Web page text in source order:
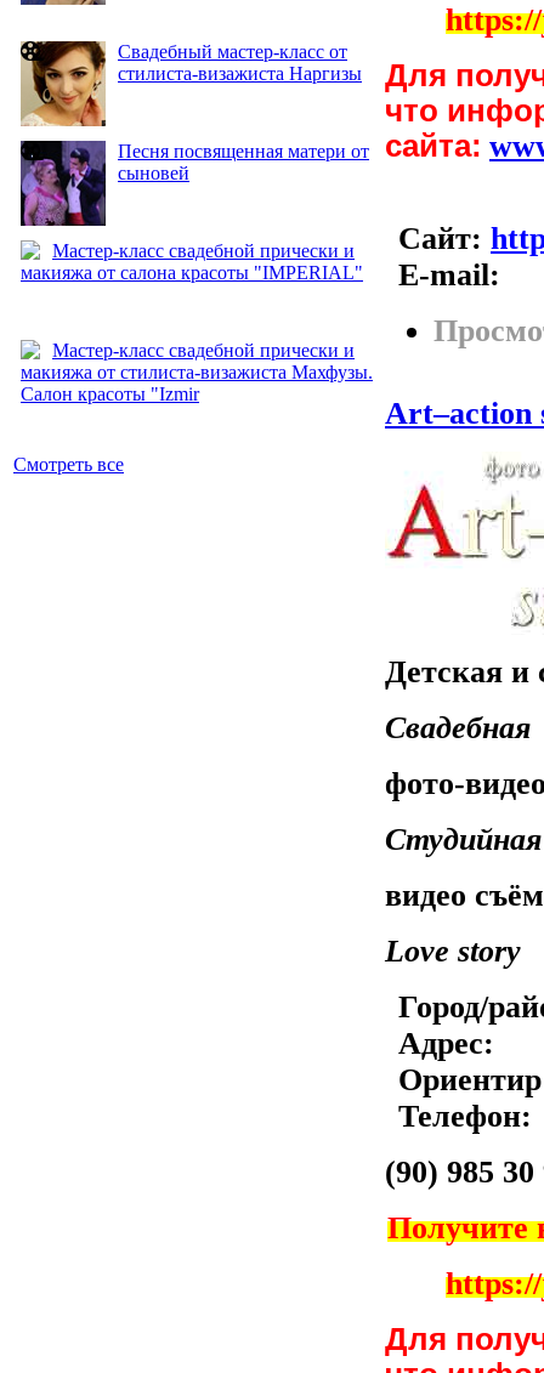
Свадебный мастер-класс от
стилиста-визажиста Наргизы
Песня посвященная матери от
сыновей
Мастер-класс свадебной прически и
макияжа от салона красоты "IMPERIAL"
Мастер-класс свадебной прически и
макияжа от стилиста-визажиста Махфузы.
Салон красоты "Izmir
Смотреть все
Для
что
сайта:
Сайт:
E-mail:
Art–action
Детская и
Свадебная
фото-
Студийная
видео
Love story
Город/
Адрес:
Телефон:
(90) 985 30
Получите
Для